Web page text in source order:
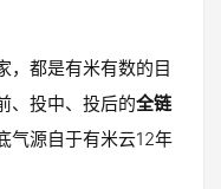
，都是有米有数的目
、投中、投后的全链
气源自于有米云12年